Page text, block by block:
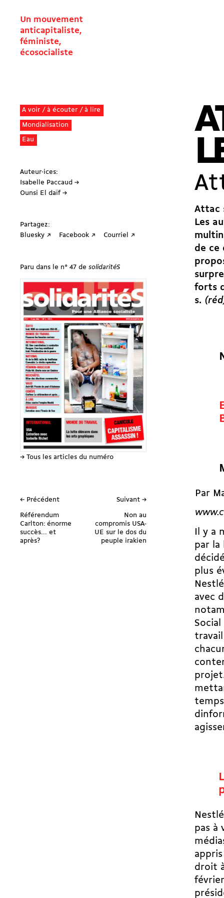
Un mouvement
anticapitaliste,
féministe,
écosocialiste
A voir / à écouter / à lire
Mondialisation
Eau
Auteur·ices:
Isabelle Paccaud →
Ounsi El daïf →
Partagez:
Bluesky ↗
Facebook ↗ Courriel ↗
Paru dans le n° 47 de solidaritéS
→ Tous les articles du numéro
← Précédent
Référendum
Carlton: énorme
succès... et
après?
Suivant →
Non au
compromis USA-
UE sur le dos du
peuple irakien
Attac
Les
de ce
forts
s.
Par
Il y a
par la
plus
avec
pas à
droit